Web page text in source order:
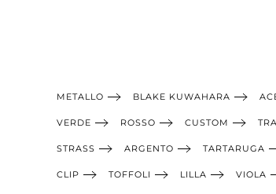
METALLO BLAKE KUWAHARA
VERDE ROSSO CUSTOM
STRASS ARGENTO TARTARUGA
CLIP TOFFOLI LILLA VIOLA